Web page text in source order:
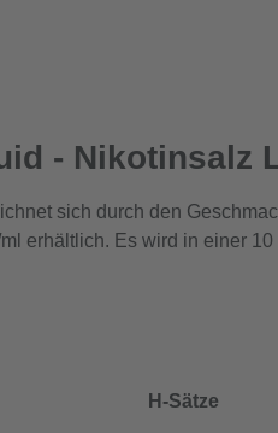
- Nikotinsalz
sich durch den
erhältlich. Es wird in einer
H-Sätze